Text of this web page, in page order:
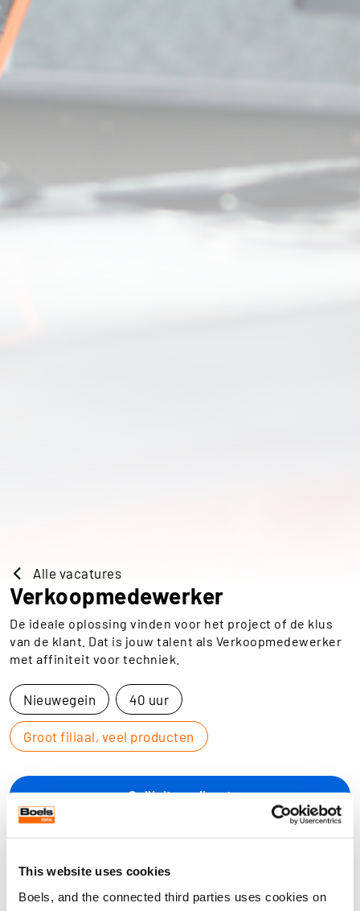
This website uses cookies
Boels, and the connected third parties uses cookies on
Alle vacatures
Verkoopmedewerker
De ideale oplossing vinden voor het project of de klus
van de klant. Dat is jouw talent als Verkoopmedewerker
met affiniteit voor techniek.
Nieuwegein 40 uur
Groot filiaal, veel producten
Solliciteer direct
Dit ga je doen